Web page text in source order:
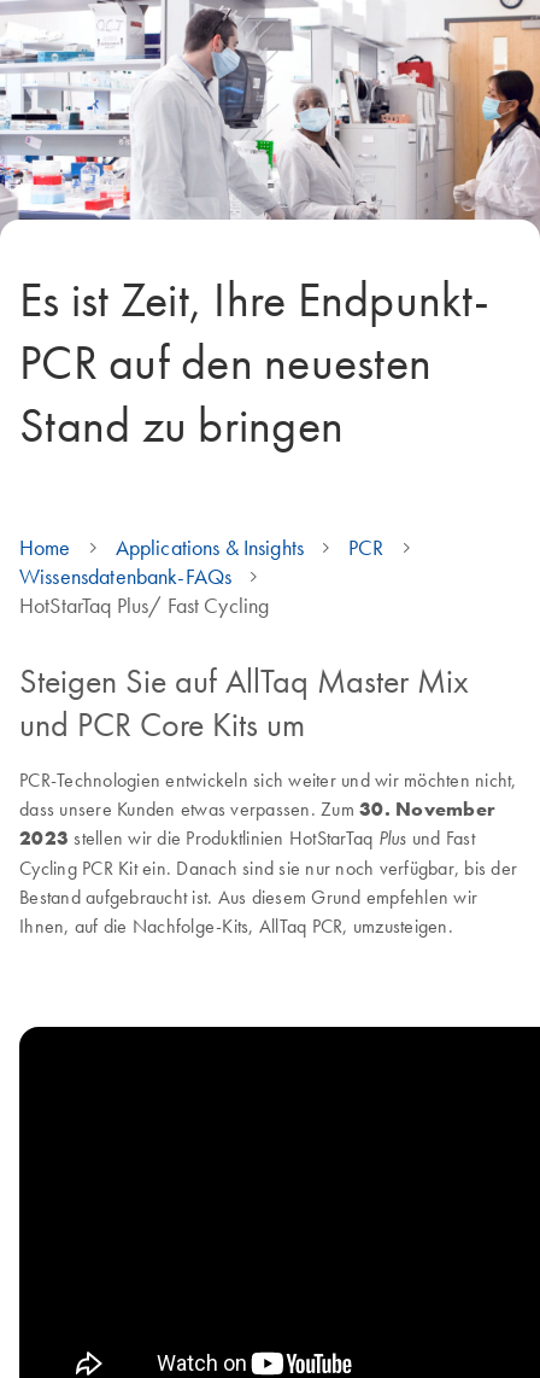
Es ist Zeit, Ihre Endpunkt-
PCR auf den neuesten
Stand zu bringen
Home Applications & Insights
PCR
Wissensdatenbank-FAQs
HotStarTaq Plus/ Fast Cycling
Steigen Sie auf AllTaq Master Mix
und PCR Core Kits um
PCR-Technologien entwickeln sich weiter und wir möchten nicht,
dass unsere Kunden etwas verpassen. Zum 30. November
2023 stellen wir die Produktlinien HotStarTaq Plus und Fast
Cycling PCR Kit ein. Danach sind sie nur noch verfügbar, bis der
Bestand aufgebraucht ist. Aus diesem Grund empfehlen wir
Ihnen, auf die Nachfolge-Kits, AllTaq PCR, umzusteigen.